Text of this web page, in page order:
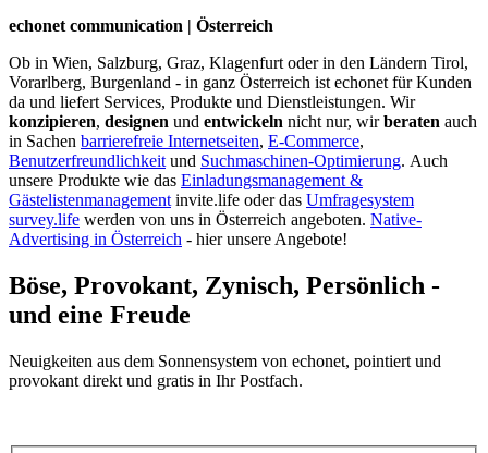
echonet communication | Österreich
Ob in Wien, Salzburg, Graz, Klagenfurt oder in den Ländern Tirol,
Vorarlberg, Burgenland - in ganz Österreich ist echonet für Kunden
da und liefert Services, Produkte und Dienstleistungen. Wir
konzipieren, designen und entwickeln nicht nur, wirberaten auch
in Sachen barrierefreie Internetseiten, E-Commerce,
Benutzerfreundlichkeit und Suchmaschinen-Optimierung. Auch
unsere Produkte wie das Einladungsmanagement &
Gästelistenmanagement invite.life oder das Umfragesystem
survey.life werden von uns in Österreich angeboten. Native-
Advertising in Österreich - hier unsere Angebote!
Böse, Provokant, Zynisch, Persönlich -
und eine Freude
Neuigkeiten aus dem Sonnensystem von echonet, pointiert und
provokant direkt und gratis in Ihr Postfach.